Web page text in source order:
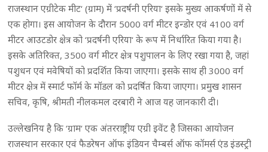
राजस्थान एग्रीटेक मीट‘ (ग्राम) में ‘प्रदर्षनी एरिया‘ इसके मुख्य आकर्षणों में से
एक होगा। इस आयोजन के दौरान 5000 वर्ग मीटर इन्डोर एवं 4100 वर्ग
मीटर आउटडोर क्षेत्र को ‘प्रदर्षनी एरिया‘ के रूप में निर्धारित किया गया है।
इसके अतिरिक्त, 3500 वर्ग मीटर क्षेत्र पशुपालन के लिए रखा गया है, जहां
पशुधन एवं मवेषियों को प्रदर्शित किया जाएगा। इसके साथ ही 3000 वर्ग
मीटर क्षेत्र में स्मार्ट फॉर्म के मॉडल को प्रदर्षित किया जाएगा। प्रमुख शासन
सचिव, कृषि, श्रीमती नीलकमल दरबारी ने आज यह जानकारी दी।
उल्लेखनिय है कि ‘ग्राम‘ एक अंतरराष्ट्रीय एग्री इवेंट है जिसका आयोजन
राजस्थान सरकार एवं फैडरेषन ऑफ इंडियन चैम्बर्स ऑफ कॉमर्स एंड इंडस्ट्री